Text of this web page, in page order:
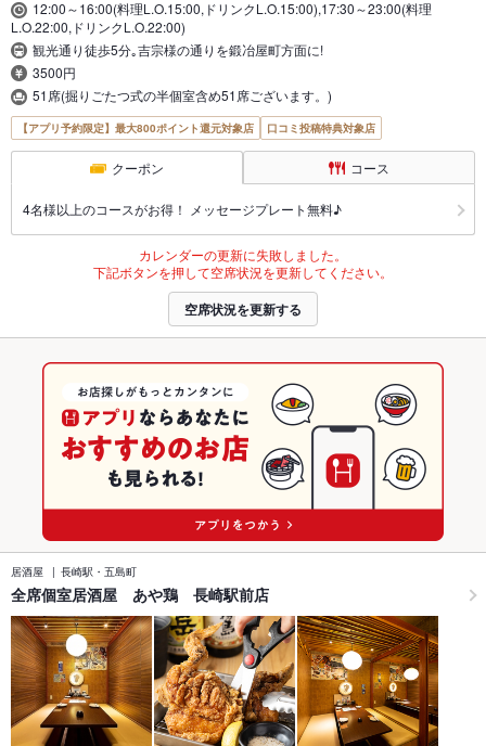
12:00～16:00(料理L.O.15:00,ドリンクL.O.15:00),17:30～23:00(料理
L.O.22:00,ドリンクL.O.22:00)
観光通り徒歩5分｡吉宗様の通りを鍛冶屋町方面に!
3500円
51席(掘りごたつ式の半個室含め51席ございます。)
【アプリ予約限定】最大800ポイント還元対象店 口コミ投稿特典対象店
クーポン コース
4名様以上のコースがお得！ メッセージプレート無料♪
カレンダーの更新に失敗しました。
下記ボタンを押して空席状況を更新してください。
空席状況を更新する
居酒屋 長崎駅・五島町
全席個室居酒屋 あや鶏 長崎駅前店